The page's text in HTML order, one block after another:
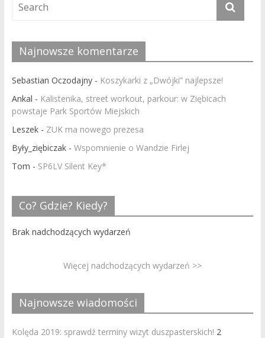
Najnowsze komentarze
Sebastian Oczodajny- Koszykarki z „Dwójki” najlepsze!
Ankal - Kalistenika, street workout, parkour: w Ziębicach
powstaje Park Sportów Miejskich
Leszek- ZUK ma nowego prezesa
Były_ziębiczak- Wspomnienie o Wandzie Firlej
Tom - SP6LV Silent Key*
Co? Gdzie? Kiedy?
Brak nadchodzących wydarzeń
Więcej nadchodzących wydarzeń >>
Najnowsze wiadomości
Kolęda 2019: sprawdź terminy wizyt duszpasterskich! 2